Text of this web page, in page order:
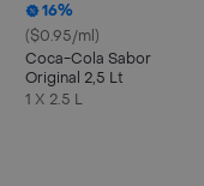
16%
($0.95/ml)
Coca-Cola Sabor
Original 2,5 Lt
1 X 2.5 L